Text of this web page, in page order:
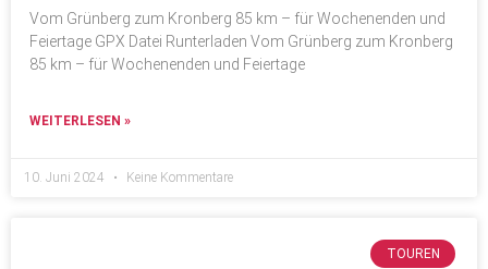
Vom Grünberg zum Kronberg 85 km – für Wochenenden und
Feiertage GPX Datei Runterladen Vom Grünberg zum Kronberg
85 km – für Wochenenden und Feiertage
WEITERLESEN »
10. Juni 2024 Keine Kommentare
TOUREN